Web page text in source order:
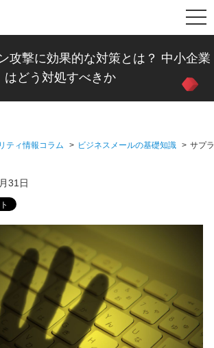
ィ情報コラム
の特長
品の保証内容
保証内容
ついて
ポートご利用方法・免責事項
よくあるお問い合わせ
パートナーサイト
攻撃に効果的な対策とは？ 中小企業
はどう対処すべきか
ティ情報コラム ビジネスメールの基礎知識 サプ
31日